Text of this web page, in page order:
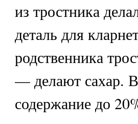
из тростника
деталь для
родственника
— делают сахар. В
содержание до